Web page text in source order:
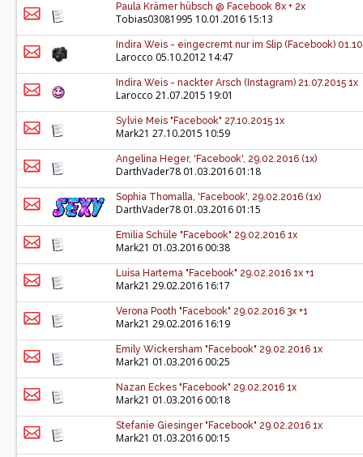
Paula Krämer hübsch @ Facebook 8x + 2x
Tobias03081995 10.01.2016 15:13
Indira Weis - eingecremt nur im Slip (Facebook)
Larocco 05.10.2012 14:47
Indira Weis - nackter Arsch (Instagram) 21.07.2015 1x
Larocco 21.07.2015 19:01
Sylvie Meis "Facebook" 27.10.2015 1x
Mark21 27.10.2015 10:59
Angelina Heger, 'Facebook', 29.02.2016 (1x)
DarthVader78 01.03.2016 01:18
Sophia Thomalla, 'Facebook', 29.02.2016 (1x)
DarthVader78 01.03.2016 01:15
Emilia Schüle "Facebook" 29.02.2016 1x
Mark21 01.03.2016 00:38
Luisa Hartema "Facebook" 29.02.2016 1x +1
Mark21 29.02.2016 16:17
Verona Pooth "Facebook" 29.02.2016 3x +1
Mark21 29.02.2016 16:19
Emily Wickersham "Facebook" 29.02.2016 1x
Mark21 01.03.2016 00:25
Nazan Eckes "Facebook" 29.02.2016 1x
Mark21 01.03.2016 00:18
Stefanie Giesinger "Facebook" 29.02.2016 1x
Mark21 01.03.2016 00:15